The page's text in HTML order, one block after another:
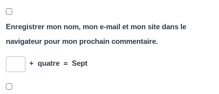
Enregistrer mon nom, mon e-mail et mon site dans le
navigateur pour mon prochain commentaire.
+ quatre = Sept